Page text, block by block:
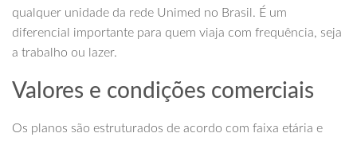
qualquer unidade da rede Unimed no Brasil. É um
diferencial importante para quem viaja com frequência, seja
a trabalho ou lazer.
Valores e condições comerciais
Os planos são estruturados de acordo com faixa etária e